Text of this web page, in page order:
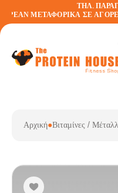
ΤΗΛ.
ΜΕΤΑΦΟΡΙΚΑ ΣΕ
Αρχική●Βιταμίνες /